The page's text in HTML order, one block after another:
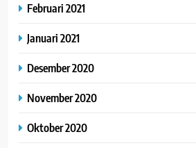
Februari 2021
Januari 2021
Desember 2020
November 2020
Oktober 2020